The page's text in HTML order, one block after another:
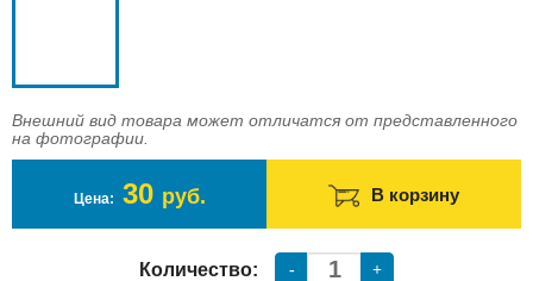
Внешний вид товара может отличатся от представленного
на фотографии.
Цена: 30 руб. В корзину
Количество: - +